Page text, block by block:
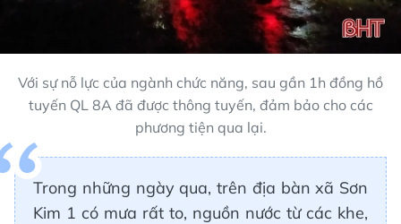
Với sự nỗ lực của ngành chức năng, sau gần 1h đồng hồ
tuyến QL 8A đã được thông tuyến, đảm bảo cho các
phương tiện qua lại.
Trong những ngày qua, trên địa bàn xã Sơn
Kim 1 có mưa rất to, nguồn nước từ các khe,